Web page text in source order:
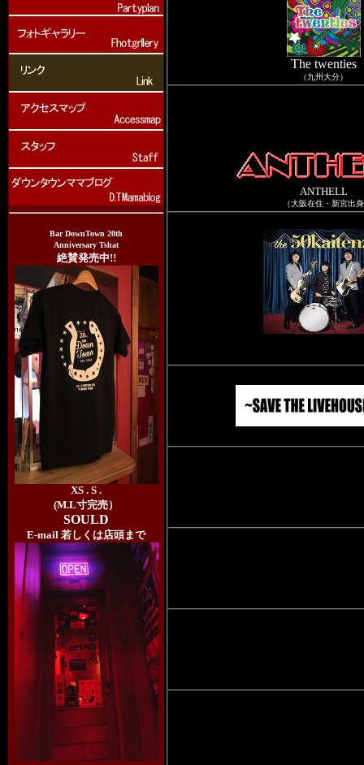
Bar DownTown 20th
Anniversary Tshat
絶賛発売中!!
XS . S .
(M.L寸完売）
SOULD
E-mail 若しくは店頭まで
The twenties
（九州大分）
ANTHELL
（大阪在住・新宮出身